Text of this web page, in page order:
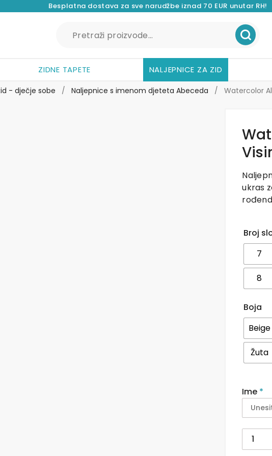
Besplatna dostava za sve narudžbe iznad 70 EUR unutar RH!
ZIDNE TAPETE NALJEPNICE ZA ZID
- dječje sobe / Naljepnice s imenom djeteta Abeceda / Watercolor
ukras
Broj
7
8
Boja
Beige
Žuta
Ime *